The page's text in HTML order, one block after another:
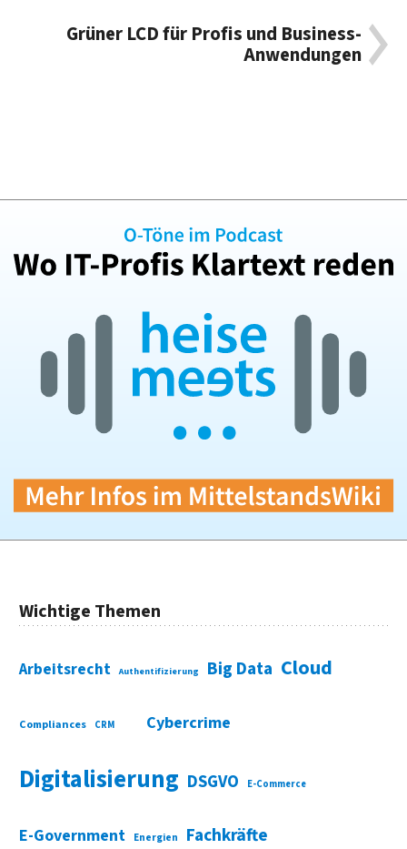
Grüner LCD für Profis und Business-
Anwendungen
Wichtige Themen
Arbeitsrecht Authentifizierung Big Data Cloud
Compliances CRM Cybercrime
Digitalisierung DSGVO E-Commerce
E-Government Energien Fachkräfte